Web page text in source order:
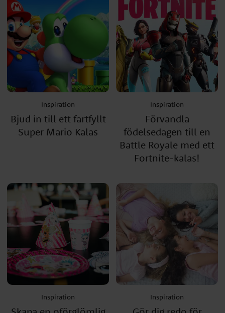
Inspiration
Bjud in till ett fartfyllt
Super Mario Kalas
Inspiration
Förvandla
födelsedagen till en
Battle Royale med ett
Fortnite-kalas!
Inspiration Inspiration